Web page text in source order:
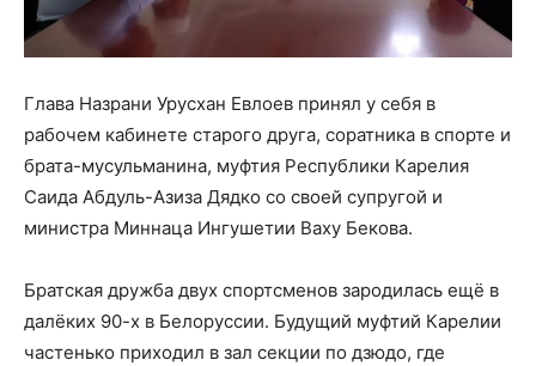
Глава Назрани Урусхан Евлоев принял у себя в
рабочем кабинете старого друга, соратника в спорте и
брата-мусульманина, муфтия Республики Карелия
Саида Абдуль-Азиза Дядко со своей супругой и
министра Миннаца Ингушетии Ваху Бекова.
Братская дружба двух спортсменов зародилась ещё в
далёких 90-х в Белоруссии. Будущий муфтий Карелии
частенько приходил в зал секции по дзюдо, где